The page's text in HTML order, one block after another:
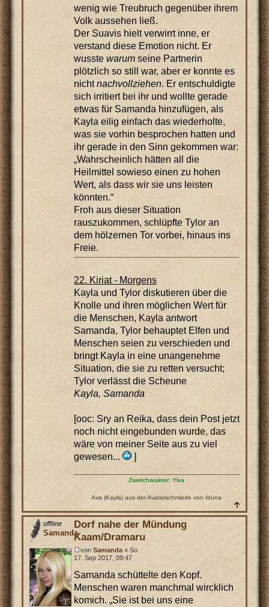
wenig wie Treubruch gegenüber ihrem
Volk aussehen ließ.
Der Suavis hielt verwirrt inne, er
verstand diese Emotion nicht. Er
wusste warumseine Partnerin
plötzlich so still war, aber er konnte es
nichtnachvollziehen. Er entschuldigte
sich irritiert bei ihr und wollte gerade
etwas für Samanda hinzufügen, als
Kayla eilig einfach das wiederholte,
was sie vorhin besprochen hatten und
ihr gerade in den Sinn gekommen war:
„Wahrscheinlich hätten all die
Heilmittel sowieso einen zu hohen
Wert, als dass wir sie uns leisten
könnten.“
Froh aus dieser Situation
rauszukommen, schlüpfte Tylor an
dem hölzernen Tor vorbei, hinaus ins
Freie.
22. Kiriat - Morgens
Kayla und Tylor diskutieren über die
Knolle und ihren möglichen Wert für
die Menschen, Kayla antwort
Samanda, Tylor behauptet Elfen und
Menschen seien zu verschieden und
bringt Kayla in eine unangenehme
Situation, die sie zu retten versucht;
Tylor verlässt die Scheune
Kayla, Samanda
[ooc: Sry an Reika, dass dein Post jetzt
noch nicht eingebunden wurde, das
wäre von meiner Seite aus zu viel
gewesen...
]
Zweitcharakter: Ylva
Ava (Kayla) aus der Avatarschmiede von Iduna
Dorf nahe der Mündung
Kaam/Dramaru
von Samanda» So
17. Sep 2017, 09:47
Samanda schüttelte den Kopf.
Menschen waren manchmal wircklich
komich. „Sie ist bei uns eine
Samanda